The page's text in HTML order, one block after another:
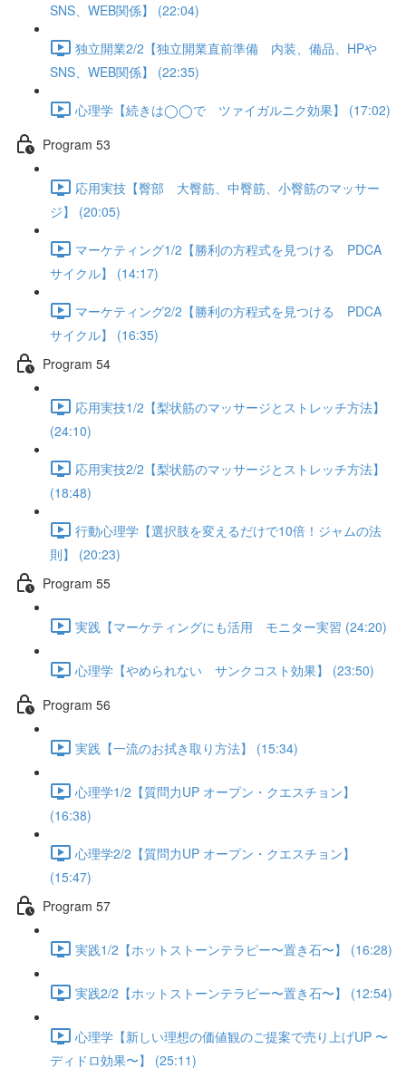
SNS、WEB関係】 (22:04)
独立開業2/2【独立開業直前準備 内装、備品、HPや
SNS、WEB関係】 (22:35)
心理学【続きは◯◯で ツァイガルニク効果】 (17:02)
Program 53
応用実技【臀部 大臀筋、中臀筋、小臀筋のマッサー
ジ】 (20:05)
マーケティング1/2【勝利の方程式を見つける PDCA
サイクル】 (14:17)
マーケティング2/2【勝利の方程式を見つける PDCA
サイクル】 (16:35)
Program 54
応用実技1/2【梨状筋のマッサージとストレッチ方法】
(24:10)
応用実技2/2【梨状筋のマッサージとストレッチ方法】
(18:48)
行動心理学【選択肢を変えるだけで10倍！ジャムの法
則】 (20:23)
Program 55
実践【マーケティングにも活用 モニター実習 (24:20)
心理学【やめられない サンクコスト効果】 (23:50)
Program 56
実践【一流のお拭き取り方法】 (15:34)
心理学1/2【質問力UP オープン・クエスチョン】
(16:38)
心理学2/2【質問力UP オープン・クエスチョン】
(15:47)
Program 57
実践1/2【ホットストーンテラピー〜置き石〜】 (16:28)
実践2/2【ホットストーンテラピー〜置き石〜】 (12:54)
心理学【新しい理想の価値観のご提案で売り上げUP 〜
ディドロ効果〜】 (25:11)